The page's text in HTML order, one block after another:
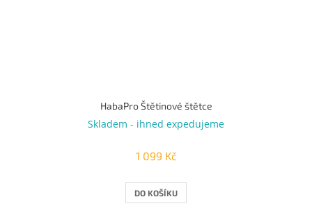
HabaPro Štětinové štětce
Skladem - ihned expedujeme
1 099 Kč
DO KOŠÍKU